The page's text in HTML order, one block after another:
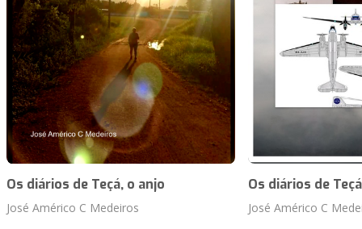
Os diários de Teçá, o anjo
José Américo C Medeiros
Os diários de
José Américo C